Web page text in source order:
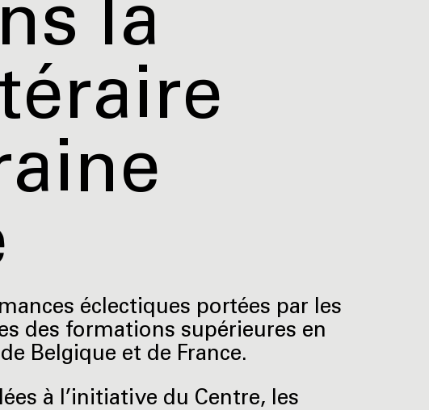
la
éclectiques portées par les
des formations supérieures en
Belgique et de France.
à l’initiative du Centre, les